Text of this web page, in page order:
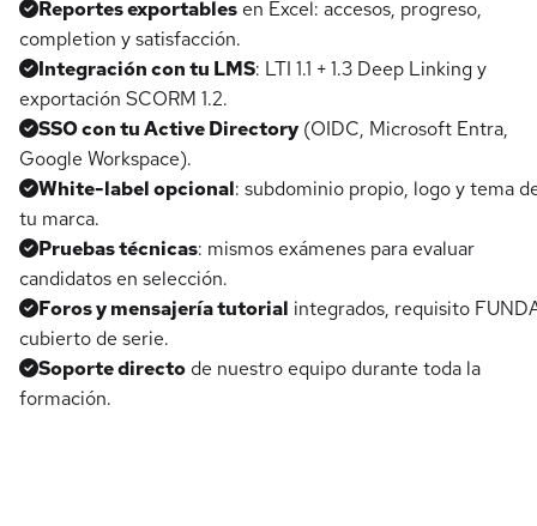
Reportes exportables en Excel: accesos, progreso,
completion y satisfacción.
Integración con tu LMS: LTI 1.1 + 1.3 Deep Linking y
exportación SCORM 1.2.
SSO con tu Active Directory (OIDC, Microsoft Entra,
Google Workspace).
White-label opcional: subdominio propio, logo y tema
tu marca.
Pruebas técnicas: mismos exámenes para evaluar
candidatos en selección.
Foros y mensajería tutorial integrados, requisito
cubierto de serie.
Soporte directo de nuestro equipo durante toda la
formación.